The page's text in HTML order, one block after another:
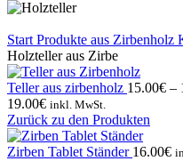
Start Produkte aus Zirbenholz
Holzteller aus Zirbe
Teller aus zirbenholz 15.00€ –
19.00€ inkl. MwSt.
Zurück zu den Produkten
Zirben Tablet Ständer 16.00€